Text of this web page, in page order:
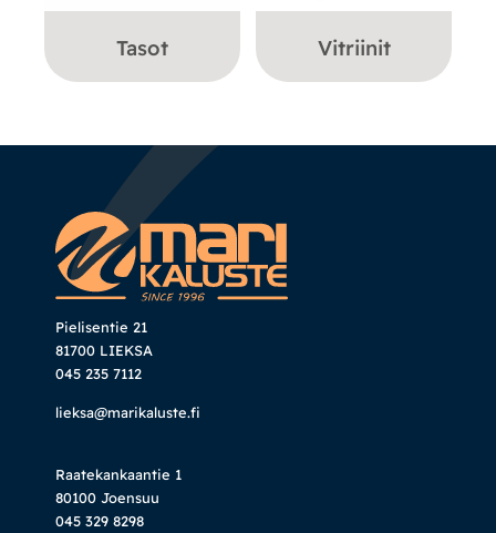
Tasot Vitriinit
Pielisentie 21
81700 LIEKSA
045 235 7112
lieksa@marikaluste.fi
Raatekankaantie 1
80100 Joensuu
045 329 8298